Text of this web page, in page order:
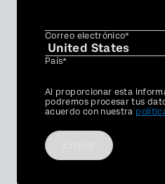
Correo electrónico*
País*
Privacy
Optin
Al proporcionar esta
podremos procesar tus
acuerdo con nuestra